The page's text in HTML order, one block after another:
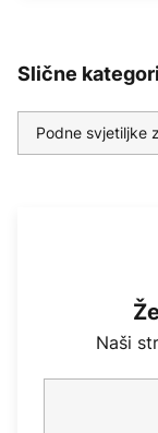
Slične
Podne svjetiljke
Naši